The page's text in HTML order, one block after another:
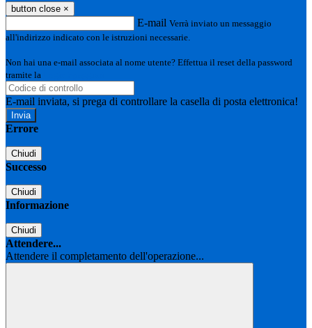
button close ×
E-mail Verrà inviato un messaggio
all'indirizzo indicato con le istruzioni necessarie.
Non hai una e-mail associata al nome utente? Effettua il reset della password
tramite la
E-mail inviata, si prega di controllare la casella di posta elettronica!
Errore
Chiudi
Successo
Chiudi
Informazione
Chiudi
Attendere...
Attendere il completamento dell'operazione...